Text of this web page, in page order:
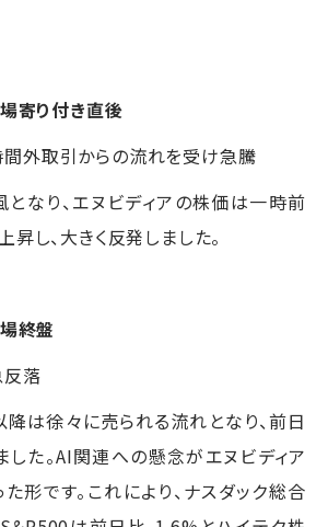
寄り付き直後
間外取引からの流れを受け急騰
なり、エヌビディアの株価は一時前
し、大きく反発しました。
終盤
反落
降は徐々に売られる流れとなり、前日
た。AI関連への懸念がエヌビディア
形です。これにより、ナスダック総合